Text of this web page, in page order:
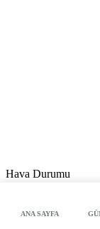
ANA SAYFA
Hava Durumu